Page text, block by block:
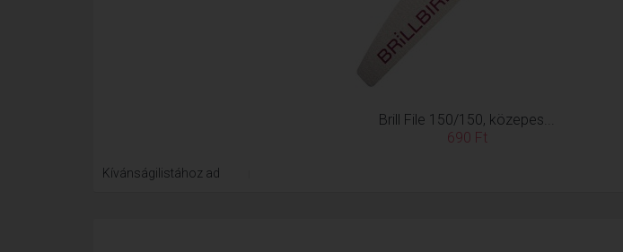
Brill File 150/150, közepes...
690 Ft
Kívánságilistához ad